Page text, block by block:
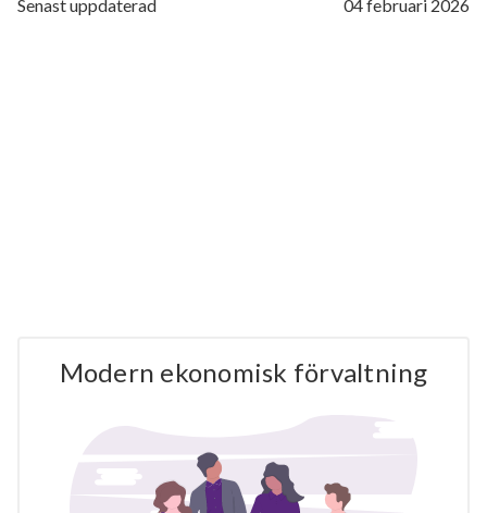
Senast uppdaterad 04 februari 2026
Modern ekonomisk förvaltning